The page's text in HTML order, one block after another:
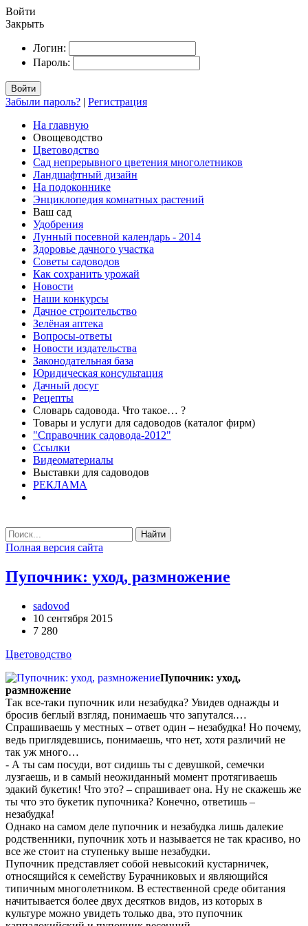
Войти
Закрыть
Логин:
Пароль:
Войти
Забыли пароль? | Регистрация
На главную
Овощеводство
Цветоводство
Сад непрерывного цветения многолетников
Ландшафтный дизайн
На подоконнике
Энциклопедия комнатных растений
Ваш сад
Удобрения
Лунный посевной календарь - 2014
Здоровье дачного участка
Советы садоводов
Как сохранить урожай
Новости
Наши конкурсы
Дачное строительство
Зелёная аптека
Вопросы-ответы
Новости издательства
Законодательная база
Юридическая консультация
Дачный досуг
Рецепты
Словарь садовода. Что такое… ?
Товары и услуги для садоводов (каталог фирм)
"Справочник садовода-2012"
Ссылки
Видеоматериалы
Выставки для садоводов
РЕКЛАМА
Найти
Полная версия сайта
Пупочник: уход, размножение
sadovod
10 сентября 2015
7 280
Цветоводство
Пупочник: уход,
размножение
Так все-таки пупочник или незабудка? Увидев однажды и
бросив беглый взгляд, понимаешь что запутался.…
Спрашиваешь у местных – ответ один – незабудка! Но почему,
ведь приглядевшись, понимаешь, что нет, хотя различий не
так уж много…
- А ты сам посуди, вот сидишь ты с девушкой, семечки
лузгаешь, и в самый неожиданный момент протягиваешь
эдакий букетик! Что это? – спрашивает она. Ну не скажешь же
ты что это букетик пупочника? Конечно, ответишь –
незабудка!
Однако на самом деле пупочник и незабудка лишь далекие
родственники, пупочник хоть и называется не так красиво, но
все же стоит на ступеньку выше незабудки.
Пупочник представляет собой невысокий кустарничек,
относящийся к семейству Бурачниковых и являющийся
типичным многолетником. В естественной среде обитания
начитывается более двух десятков видов, из которых в
культуре можно увидеть только два, это пупочник